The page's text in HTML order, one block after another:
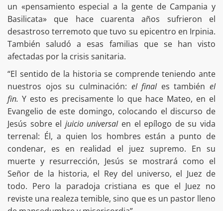
un «pensamiento especial a la gente de Campania y
Basilicata» que hace cuarenta años sufrieron el
desastroso terremoto que tuvo su epicentro en Irpinia.
También saludó a esas familias que se han visto
afectadas por la crisis sanitaria.
“El sentido de la historia se comprende teniendo ante
nuestros ojos su culminación: el final es también el
fin. Y esto es precisamente lo que hace Mateo, en el
Evangelio de este domingo, colocando el discurso de
Jesús sobre el juicio universal en el epílogo de su vida
terrenal: Él, a quien los hombres están a punto de
condenar, es en realidad el juez supremo. En su
muerte y resurrección, Jesús se mostrará como el
Señor de la historia, el Rey del universo, el Juez de
todo. Pero la paradoja cristiana es que el Juez no
reviste una realeza temible, sino que es un pastor lleno